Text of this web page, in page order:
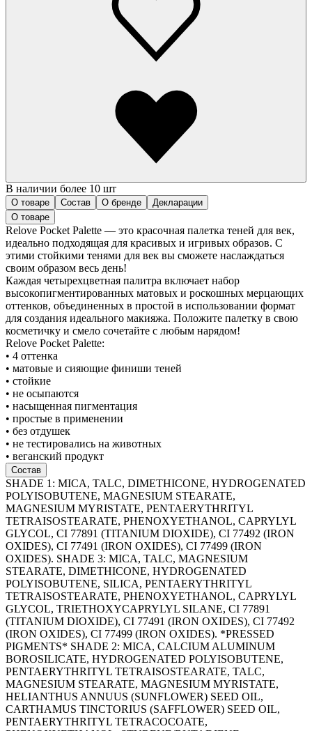
В наличии более 10 шт
О товаре Состав О бренде
Декларации
О товаре
Relove Pocket Palette — это красочная палетка теней для век,
идеально подходящая для красивых и игривых образов. С
этими стойкими тенями для век вы сможете наслаждаться
своим образом весь день!
Каждая четырехцветная палитра включает набор
высокопигментированных матовых и роскошных мерцающих
оттенков, объединенных в простой в использовании формат
для создания идеального макияжа. Положите палетку в свою
косметичку и смело сочетайте с любым нарядом!
Relove Pocket Palette:
• 4 оттенка
• матовые и сияющие финиши теней
• стойкие
• не осыпаются
• насыщенная пигментация
• простые в применении
• без отдушек
• не тестировались на животных
• веганский продукт
Состав
SHADE 1: MICA, TALC, DIMETHICONE, HYDROGENATED
POLYISOBUTENE, MAGNESIUM STEARATE,
MAGNESIUM MYRISTATE, PENTAERYTHRITYL
TETRAISOSTEARATE, PHENOXYETHANOL, CAPRYLYL
GLYCOL, CI 77891 (TITANIUM DIOXIDE), CI 77492 (IRON
OXIDES), CI 77491 (IRON OXIDES), CI 77499 (IRON
OXIDES). SHADE 3: MICA, TALC, MAGNESIUM
STEARATE, DIMETHICONE, HYDROGENATED
POLYISOBUTENE, SILICA, PENTAERYTHRITYL
TETRAISOSTEARATE, PHENOXYETHANOL, CAPRYLYL
GLYCOL, TRIETHOXYCAPRYLYL SILANE, CI 77891
(TITANIUM DIOXIDE), CI 77491 (IRON OXIDES), CI 77492
(IRON OXIDES), CI 77499 (IRON OXIDES). *PRESSED
PIGMENTS* SHADE 2: MICA, CALCIUM ALUMINUM
BOROSILICATE, HYDROGENATED POLYISOBUTENE,
PENTAERYTHRITYL TETRAISOSTEARATE, TALC,
MAGNESIUM STEARATE, MAGNESIUM MYRISTATE,
HELIANTHUS ANNUUS (SUNFLOWER) SEED OIL,
CARTHAMUS TINCTORIUS (SAFFLOWER) SEED OIL,
PENTAERYTHRITYL TETRACOCOATE,